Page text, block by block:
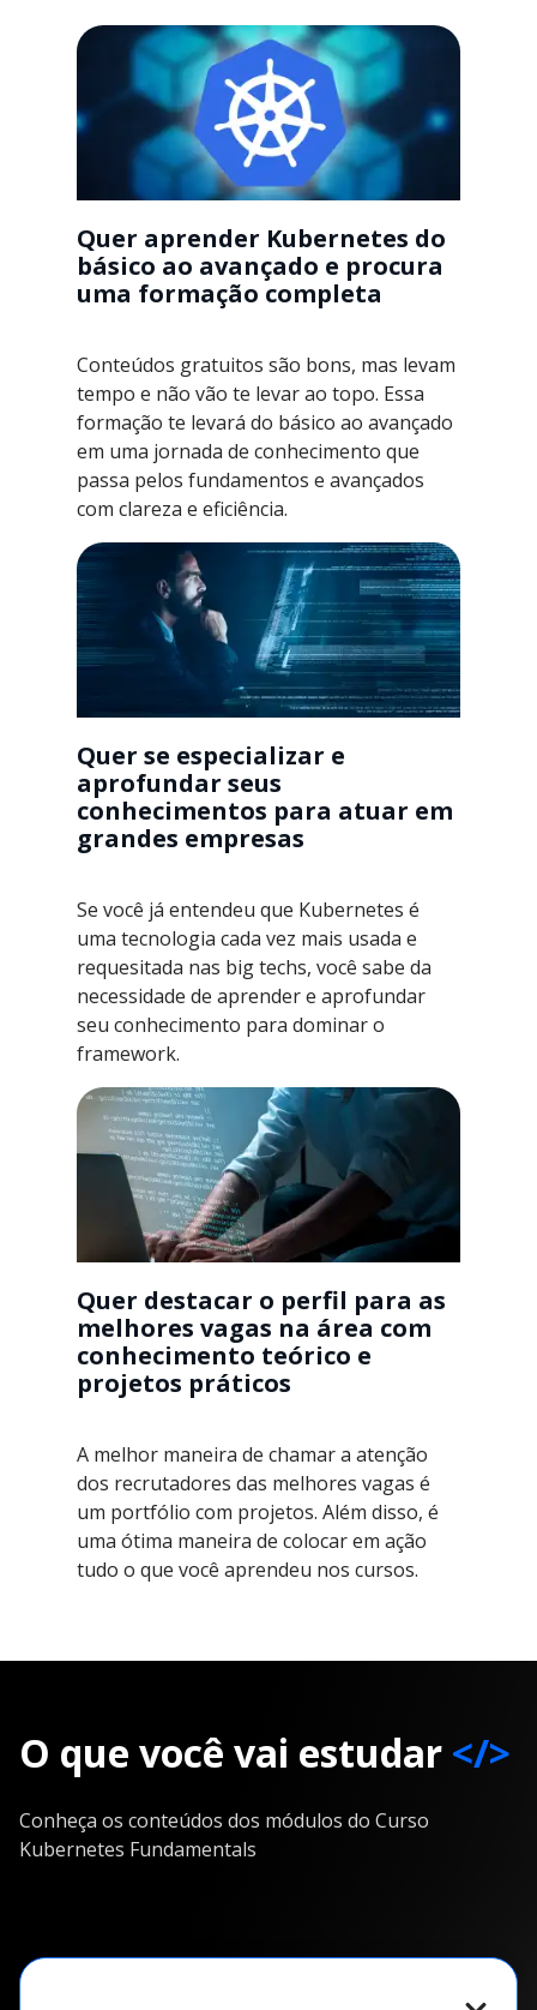
Quer aprender Kubernetes do
básico ao avançado e procura
uma formação completa
Conteúdos gratuitos são bons, mas levam
tempo e não vão te levar ao topo. Essa
formação te levará do básico ao avançado
em uma jornada de conhecimento que
passa pelos fundamentos e avançados
com clareza e eficiência.
Quer se especializar e
aprofundar seus
conhecimentos para atuar em
grandes empresas
Se você já entendeu que Kubernetes é
uma tecnologia cada vez mais usada e
requesitada nas big techs, você sabe da
necessidade de aprender e aprofundar
seu conhecimento para dominar o
framework.
Quer destacar o perfil para as
melhores vagas na área com
conhecimento teórico e
projetos práticos
A melhor maneira de chamar a atenção
dos recrutadores das melhores vagas é
um portfólio com projetos. Além disso, é
uma ótima maneira de colocar em ação
tudo o que você aprendeu nos cursos.
O que você vai estudar </>
Conheça os conteúdos dos módulos do Curso
Kubernetes Fundamentals